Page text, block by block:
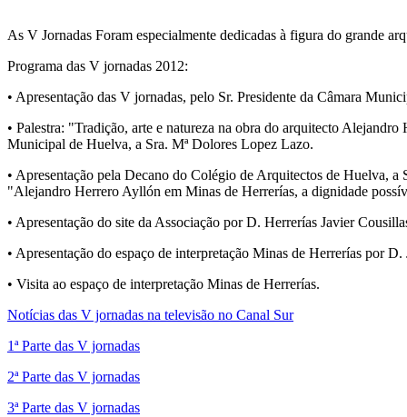
As V Jornadas Foram especialmente dedicadas à figura do grande
Programa das V jornadas 2012:
• Apresentação das V jornadas, pelo Sr. Presidente da Câmara
• Palestra: "Tradição, arte e natureza na obra do arquitecto
Municipal de Huelva, a Sra. Mª Dolores Lopez Lazo.
• Apresentação pela Decano do Colégio de Arquitectos de Huelva,
"Alejandro Herrero Ayllón em Minas de Herrerías, a dignidade
• Apresentação do site da Associação por D. Herrerías Javier
• Apresentação do espaço de interpretação Minas de Herrerías por
• Visita ao espaço de interpretação Minas de Herrerías.
Notícias das V jornadas na televisão no Canal Sur
1ª Parte das V jornadas
2ª Parte das V jornadas
3ª Parte das V jornadas